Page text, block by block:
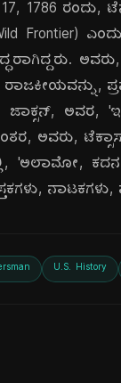
1786
Frontier)
ಜಾಕ್ಸನ್, ಅವರ,
ಅವರು,
'ಅಲಾಮೋ,
ನಾಟಕಗಳು,
U.S. History